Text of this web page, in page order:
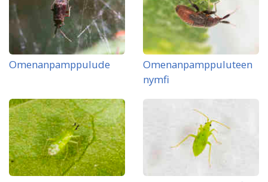
Omenanpamppulude
Omenanpamppu­luteen
nymfi